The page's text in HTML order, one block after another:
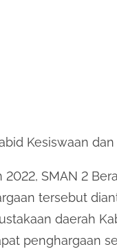
Kesiswaan dan
SMAN 2
tersebut
daerah
penghargaan